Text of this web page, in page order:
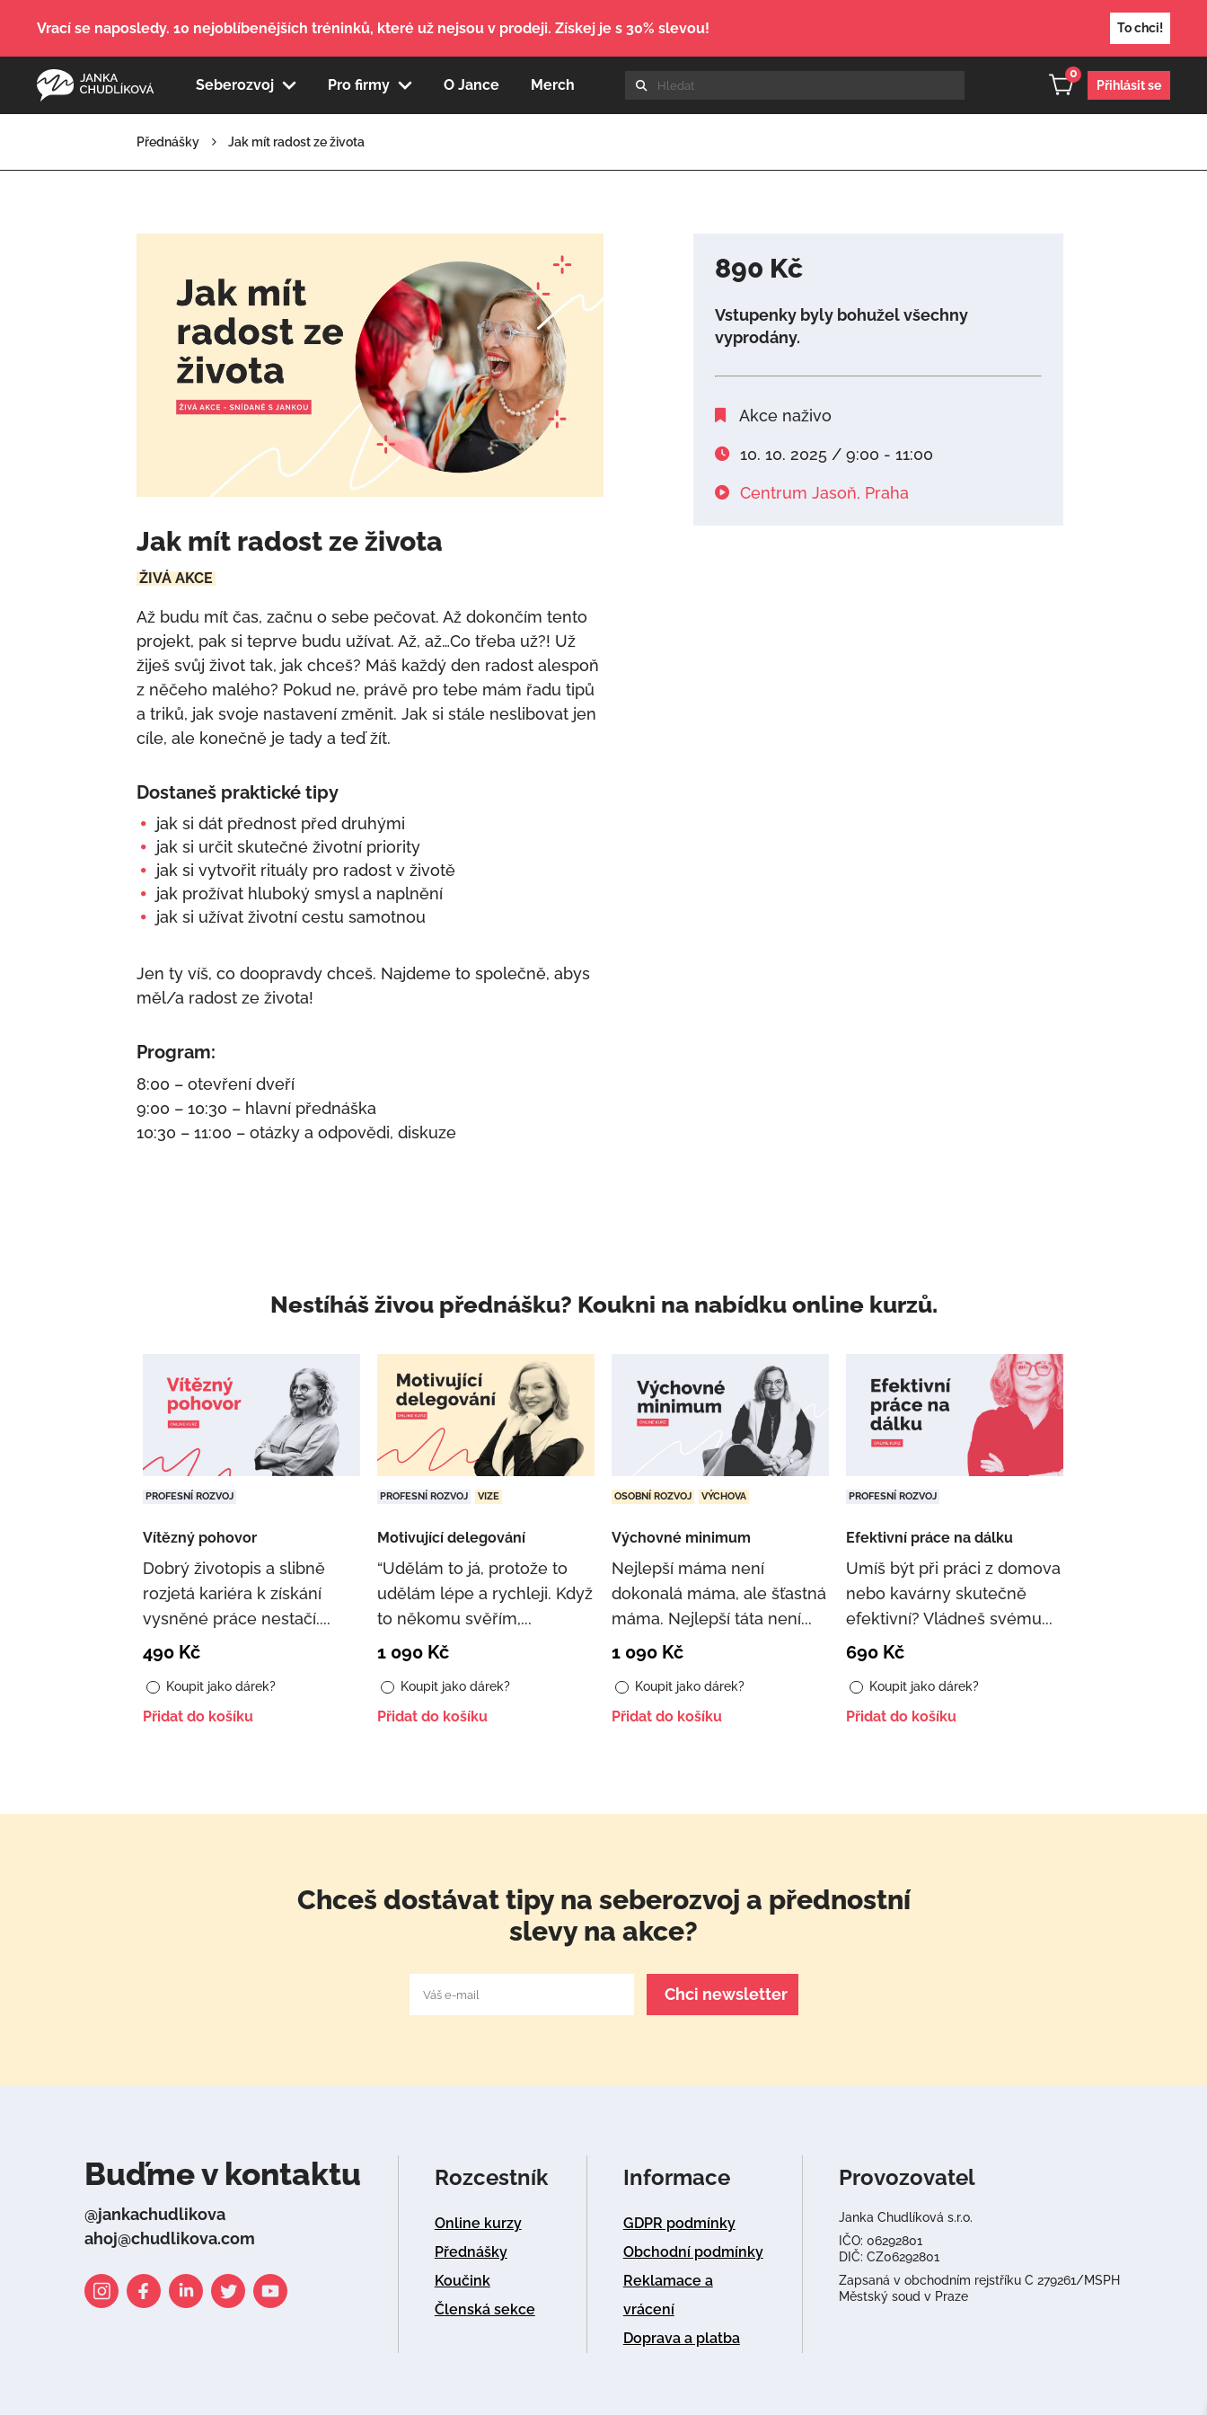
Vrací se naposledy. 10 nejoblíbenějších tréninků, které už nejsou v prodeji. Získej je s 30% slevou! To chci!
Seberozvoj Pro firmy O Jance Merch
0
Přihlásit se
Přednášky Jak mít radost ze života
Jak mít radost ze života
ŽIVÁ AKCE
Až budu mít čas, začnu o sebe pečovat. Až dokončím tento
projekt, pak si teprve budu užívat. Až, až…Co třeba už?! Už
žiješ svůj život tak, jak chceš? Máš každý den radost alespoň
z něčeho malého? Pokud ne, právě pro tebe mám řadu tipů
a triků, jak svoje nastavení změnit. Jak si stále neslibovat jen
cíle, ale konečně je tady a teď žít.
Dostaneš praktické tipy
jak si dát přednost před druhými
jak si určit skutečné životní priority
jak si vytvořit rituály pro radost v životě
jak prožívat hluboký smysl a naplnění
jak si užívat životní cestu samotnou
Jen ty víš, co doopravdy chceš. Najdeme to společně, abys
měl/a radost ze života!
Program:
8:00 – otevření dveří
9:00 – 10:30 – hlavní přednáška
10:30 – 11:00 – otázky a odpovědi, diskuze
890 Kč
Vstupenky byly bohužel všechny
vyprodány.
Akce naživo
10. 10. 2025 / 9:00 - 11:00
Centrum Jasoň, Praha
Nestíháš živou přednášku? Koukni na nabídku online kurzů.
PROFESNÍ ROZVOJ
Vítězný pohovor
Dobrý životopis a slibně
rozjetá kariéra k získání
vysněné práce nestačí....
490 Kč
Koupit jako dárek?
Přidat do košíku
PROFESNÍ ROZVOJ VIZE
Motivující delegování
“Udělám to já, protože to
udělám lépe a rychleji. Když
to někomu svěřím,...
1 090 Kč
Koupit jako dárek?
Přidat do košíku
OSOBNÍ ROZVOJ VÝCHOVA
Výchovné minimum
Nejlepší máma není
dokonalá máma, ale šťastná
máma. Nejlepší táta není...
1 090 Kč
Koupit jako dárek?
Přidat do košíku
PROFESNÍ ROZVOJ
Efektivní práce na dálku
Umíš být při práci z domova
nebo kavárny skutečně
efektivní? Vládneš svému...
690 Kč
Koupit jako dárek?
Přidat do košíku
Chceš dostávat tipy na seberozvoj a přednostní
slevy na akce?
Buďme v kontaktu
@jankachudlikova
ahoj@chudlikova.com
Rozcestník
Online kurzy
Přednášky
Koučink
Členská sekce
Informace
GDPR podmínky
Obchodní podmínky
Reklamace a
vrácení
Doprava a platba
Provozovatel
Janka Chudlíková s.r.o.
IČO: 06292801
DIČ: CZ06292801
Zapsaná v obchodním rejstříku C 279261/MSPH
Městský soud v Praze